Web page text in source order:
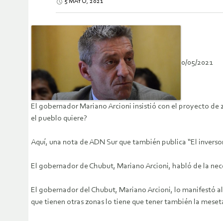
5 MAYO, 2021
0/05/2021
El gobernador Mariano Arcioni insistió con el proyecto de
el pueblo quiere?
Aquí, una nota de ADN Sur que también publica “El
El gobernador de Chubut, Mariano Arcioni, habló de la
El gobernador del Chubut, Mariano Arcioni, lo manifestó
que tienen otras zonas lo tiene que tener también la